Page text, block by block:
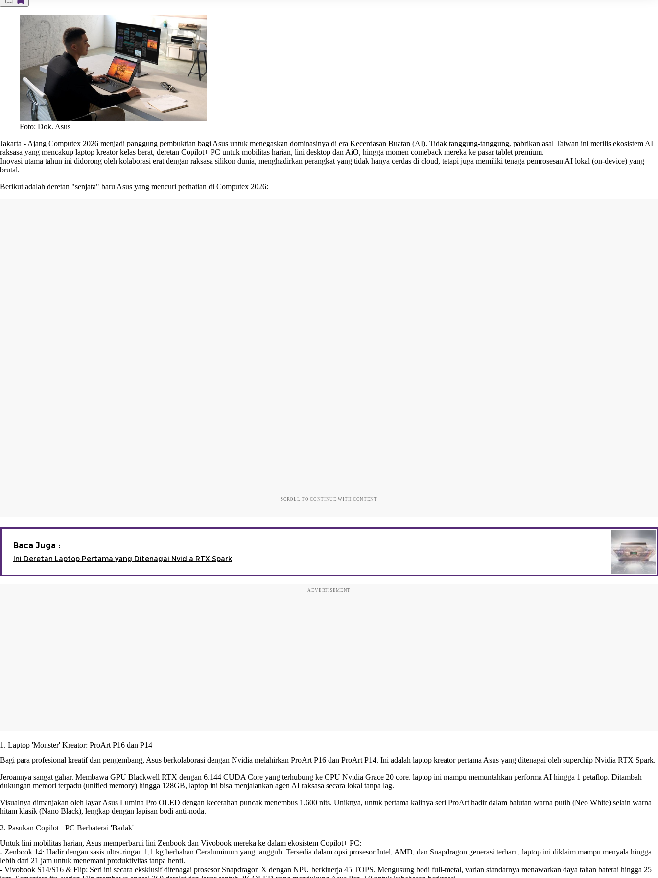
Foto: Dok. Asus
Jakarta - Ajang Computex 2026 menjadi panggung pembuktian bagi Asus untuk menegaskan dominasinya di era Kecerdasan Buatan (AI). Tidak tanggung-tanggung, pabrikan asal Taiwan ini merilis ekosistem AI
raksasa yang mencakup laptop kreator kelas berat, deretan Copilot+ PC untuk mobilitas harian, lini desktop dan AiO, hingga momen comeback mereka ke pasar tablet premium.
Inovasi utama tahun ini didorong oleh kolaborasi erat dengan raksasa silikon dunia, menghadirkan perangkat yang tidak hanya cerdas di cloud, tetapi juga memiliki tenaga pemrosesan AI lokal (on-device) yang
brutal.
Berikut adalah deretan "senjata" baru Asus yang mencuri perhatian di Computex 2026:
SCROLL TO CONTINUE WITH CONTENT
Baca Juga :
Ini Deretan Laptop Pertama yang Ditenagai Nvidia RTX Spark
ADVERTISEMENT
1. Laptop 'Monster' Kreator: ProArt P16 dan P14
Bagi para profesional kreatif dan pengembang, Asus berkolaborasi dengan Nvidia melahirkan ProArt P16 dan ProArt P14. Ini adalah laptop kreator pertama Asus yang ditenagai oleh superchip Nvidia RTX Spark.
Jeroannya sangat gahar. Membawa GPU Blackwell RTX dengan 6.144 CUDA Core yang terhubung ke CPU Nvidia Grace 20 core, laptop ini mampu memuntahkan performa AI hingga 1 petaflop. Ditambah
dukungan memori terpadu (unified memory) hingga 128GB, laptop ini bisa menjalankan agen AI raksasa secara lokal tanpa lag.
Visualnya dimanjakan oleh layar Asus Lumina Pro OLED dengan kecerahan puncak menembus 1.600 nits. Uniknya, untuk pertama kalinya seri ProArt hadir dalam balutan warna putih (Neo White) selain warna
hitam klasik (Nano Black), lengkap dengan lapisan bodi anti-noda.
2. Pasukan Copilot+ PC Berbaterai 'Badak'
Untuk lini mobilitas harian, Asus memperbarui lini Zenbook dan Vivobook mereka ke dalam ekosistem Copilot+ PC:
- Zenbook 14: Hadir dengan sasis ultra-ringan 1,1 kg berbahan Ceraluminum yang tangguh. Tersedia dalam opsi prosesor Intel, AMD, dan Snapdragon generasi terbaru, laptop ini diklaim mampu menyala hingga
lebih dari 21 jam untuk menemani produktivitas tanpa henti.
- Vivobook S14/S16 & Flip: Seri ini secara eksklusif ditenagai prosesor Snapdragon X dengan NPU berkinerja 45 TOPS. Mengusung bodi full-metal, varian standarnya menawarkan daya tahan baterai hingga 25